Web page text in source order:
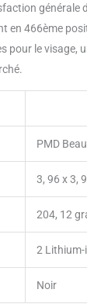
générale
en 466ème
pour le visage,
PMD
3, 96 x 3,
204, 12
2 Lithium-
Noir